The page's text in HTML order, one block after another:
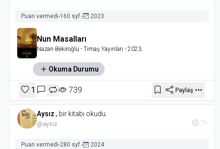
Puan vermedi-160 syf.- 2023
Nun Masalları
Nazan Bekiroğlu - Timaş Yayınları - 2023
Okuma Durumu
1 739 Paylaş
Aysız , bir kitabı okudu.
@aysiz 7a
Puan vermedi-280 syf.- 2024